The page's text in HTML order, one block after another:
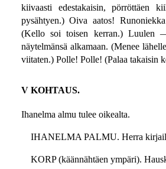
kiivaasti edestakaisin, pörröttäen
pysähtyen.) Oiva aatos!
(Kello soi toisen kerran.) Luulen
näytelmänsä alkamaan. (Menee
viitaten.) Polle! Polle! (Palaa takaisin
V KOHTAUS.
Ihanelma almu tulee oikealta.
IHANELMA PALMU. Herra
KORP (käännähtäen ympäri).